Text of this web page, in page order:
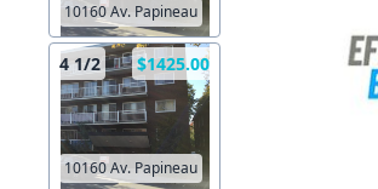
10160 Av. Papineau
4 1/2 $1425.00
10160 Av. Papineau